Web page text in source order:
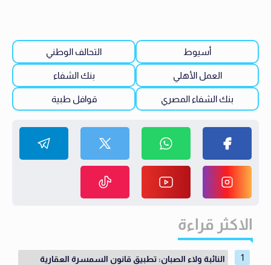
أسيوط التحالف الوطني
العمل الأهلي بنك الشفاء
بنك الشفاء المصري قوافل طبية
الاكثر قراءة
النائبة ولاء الصبان: تطبيق قانون السمسرة العقارية